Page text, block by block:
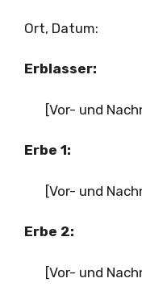
Ort, Datum:
Erblasser:
[Vor- und
Erbe 1:
[Vor- und
Erbe 2:
[Vor- und